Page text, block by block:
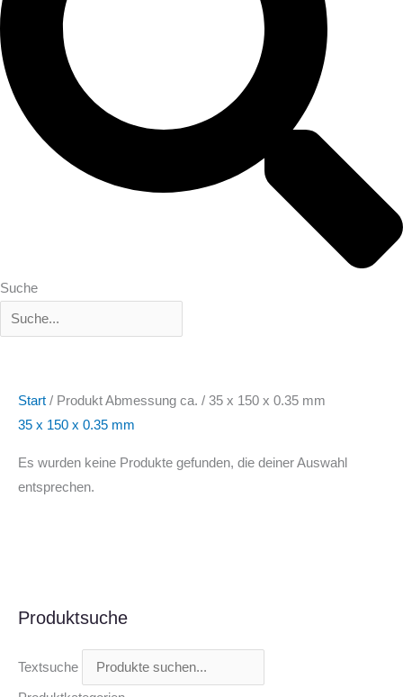
Suche
Start / Produkt Abmessung ca. / 35 x 150 x 0.35 mm
35 x 150 x 0.35 mm
Es wurden keine Produkte gefunden, die deiner Auswahl
entsprechen.
Produktsuche
Textsuche